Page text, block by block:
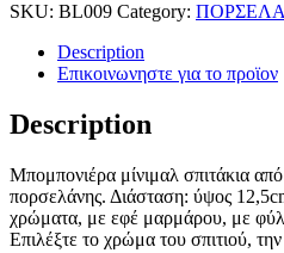
SKU: BL009 Category:
Description
Επικοινωνηστε για το προϊoν
Description
Μπομπονιέρα μίνιμαλ σπιτάκια
πορσελάνης. Διάσταση: ύψος
χρώματα, με εφέ μαρμάρου, με
Επιλέξτε το χρώμα του σπιτιού,